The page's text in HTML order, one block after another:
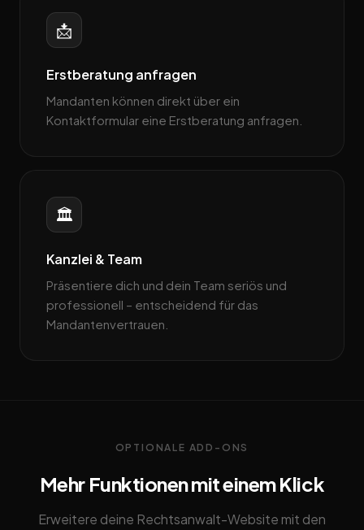
📩
Erstberatung anfragen
Mandanten können direkt über ein
Kontaktformular eine Erstberatung anfragen.
🏛️
Kanzlei & Team
Präsentiere dich und dein Team seriös und
professionell – entscheidend für das
Mandantenvertrauen.
OPTIONALE ADD-ONS
Mehr Funktionen mit einem Klick
Erweitere deine Rechtsanwalt-Website mit den